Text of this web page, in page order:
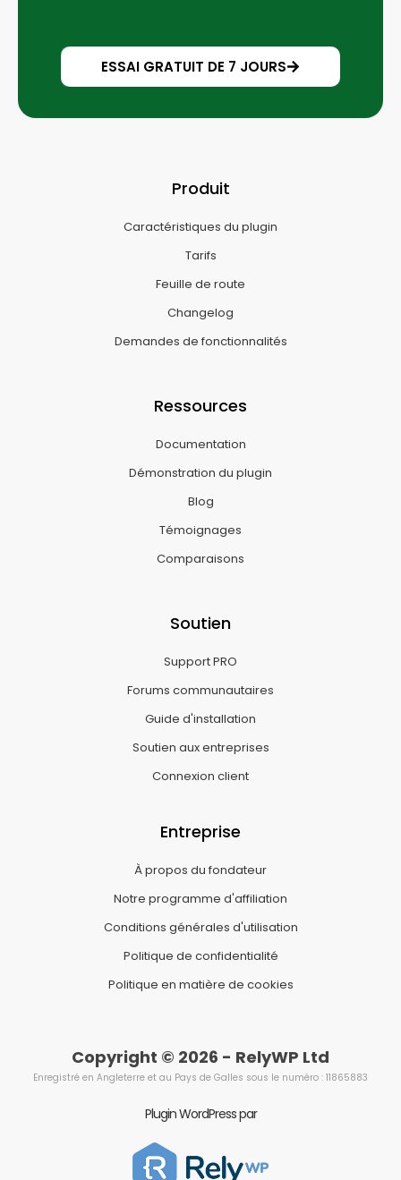
ESSAI GRATUIT DE 7 JOURS
Produit
Caractéristiques du plugin
Tarifs
Feuille de route
Changelog
Demandes de fonctionnalités
Ressources
Documentation
Démonstration du plugin
Blog
Témoignages
Comparaisons
Soutien
Support PRO
Forums communautaires
Guide d'installation
Soutien aux entreprises
Connexion client
Entreprise
À propos du fondateur
Notre programme d'affiliation
Conditions générales d'utilisation
Politique de confidentialité
Politique en matière de cookies
Copyright © 2026 - RelyWP Ltd
Enregistré en Angleterre et au Pays de Galles sous le numéro : 11865883
Plugin WordPress par